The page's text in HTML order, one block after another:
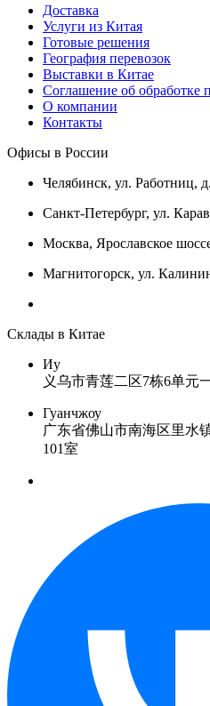
Доставка
Услуги из Китая
Готовые решения
География перевозок
Выставки в Китае
Соглашение об обработке
О компании
Контакты
Офисы в России
Челябинск, ул. Работниц,
Санкт-Петербург, ул.
Москва, Ярославское
Магнитогорск, ул.
Склады в Китае
Иу
义乌市青莲二区7栋6单元
Гуанчжоу
广东省佛山市南海区里水
101室